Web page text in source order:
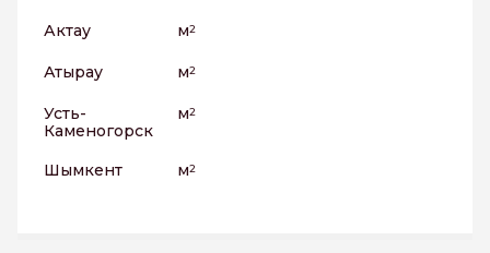
Актау м2
Атырау м2
Усть-
Каменогорск
м2
Шымкент м2